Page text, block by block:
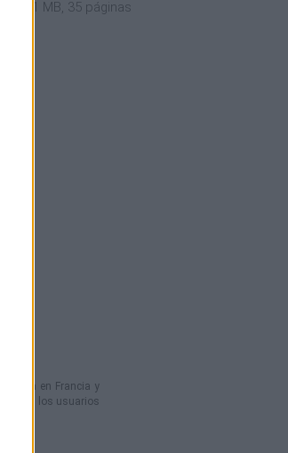
1.1 MB, 35 páginas
en Francia y
por los usuarios